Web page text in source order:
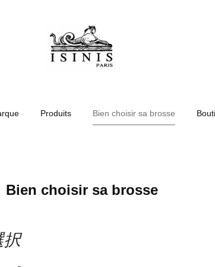
Produits Bien choisir sa brosse
Bien choisir sa brosse